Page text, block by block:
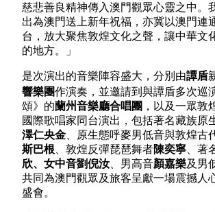
慈悲善良精神傳入澳門觀眾心靈之中。
出為澳門送上新年祝福，亦冀以澳門連
台，放大聚焦敦煌文化之聲，讓中華文
的地方。」
是次演出的音樂陣容盛大，分別由譚盾
響樂團作演奏，並邀請到與譚盾多次巡
頌》的蘭州音樂廳合唱團 ，以及一眾敦
國際歌唱家同台演出，包括著名藏族原
澤仁央金 、原生態呼麥男低音與敦煌古
斯巴根 、敦煌反彈琵琶舞者陳奕寧 、著
欣、女中音劉倪汝、男高音顏嘉樂及男
共同為澳門觀眾及旅客呈獻一場震撼人
盛會。